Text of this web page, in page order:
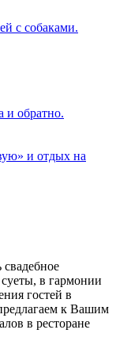
с собаками.
и обратно.
и отдых на
в гармонии
гостей в
к Вашим
в ресторане